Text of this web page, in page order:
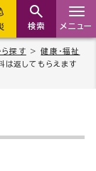
検索 メニュー
探す >健康・福祉
は返してもらえます